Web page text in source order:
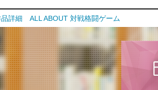
詳細 ALL ABOUT 対戦格闘ゲーム